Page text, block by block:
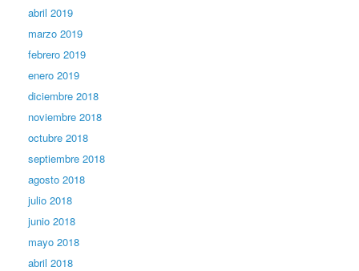
abril 2019
marzo 2019
febrero 2019
enero 2019
diciembre 2018
noviembre 2018
octubre 2018
septiembre 2018
agosto 2018
julio 2018
junio 2018
mayo 2018
abril 2018